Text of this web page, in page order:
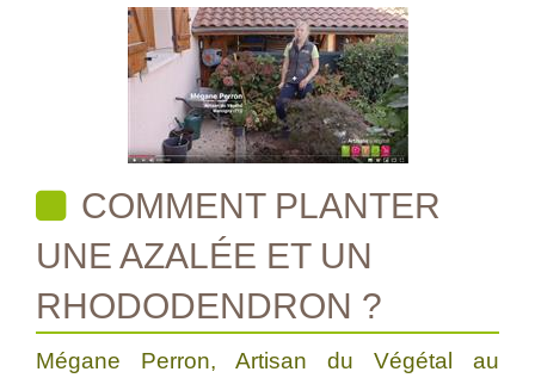
COMMENT PLANTER
UNE AZALÉE ET UN
RHODODENDRON ?
Mégane Perron, Artisan du Végétal au